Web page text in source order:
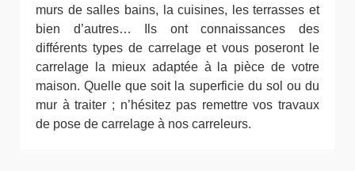
murs de salles bains, la cuisines, les terrasses et
bien d’autres… Ils ont connaissances des
différents types de carrelage et vous poseront le
carrelage la mieux adaptée à la pièce de votre
maison. Quelle que soit la superficie du sol ou du
mur à traiter ; n’hésitez pas remettre vos travaux
de pose de carrelage à nos carreleurs.